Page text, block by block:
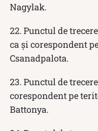
Nagylak.
22. Punctul de
ca și corespondent
Csanadpalota.
23. Punctul de
corespondent pe
Battonya.